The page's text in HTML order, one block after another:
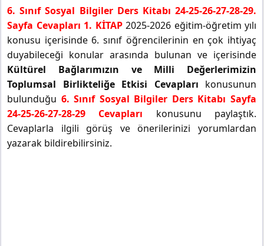
6. Sınıf Sosyal Bilgiler Ders Kitabı 24-25-26-27-28-29.
Sayfa Cevapları 1. KİTAP2025-2026 eğitim-öğretim yılı
konusu içerisinde 6. sınıf öğrencilerinin en çok ihtiyaç
duyabileceği konular arasında bulunan ve içerisinde
Kültürel Bağlarımızın ve Milli Değerlerimizin
Toplumsal Birlikteliğe Etkisi Cevapları konusunun
bulunduğu 6. Sınıf Sosyal Bilgiler Ders Kitabı Sayfa
24-25-26-27-28-29 Cevapları konusunu paylaştık.
Cevaplarla ilgili görüş ve önerilerinizi yorumlardan
yazarak bildirebilirsiniz.